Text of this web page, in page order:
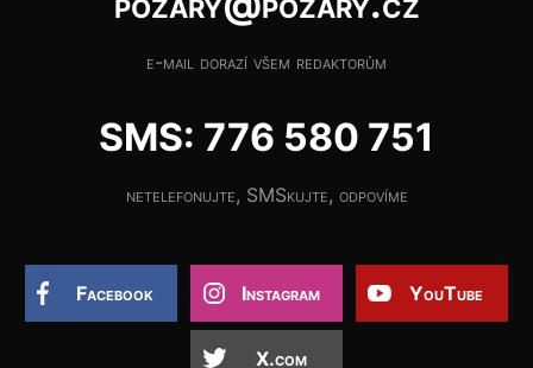
e-mail dorazí všem redaktorům
SMS: 776 580 751
netelefonujte, SMSkujte, odpovíme
Facebook Instagram YouTube
X.com